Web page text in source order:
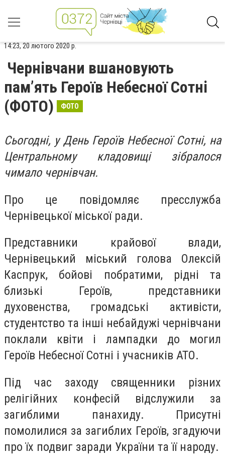
14:23, 20 лютого 2020 р.
Чернівчани вшановують
пам’ять Героїв Небесної Сотні
(ФОТО)
ФОТО
Сьогодні, у День Героїв Небесної Сотні, на
Центральному кладовищі зібралося
чимало чернівчан.
Про це повідомляє пресслужба
Чернівецької міської ради.
Представники крайової влади,
Чернівецький міський голова Олексій
Каспрук, бойові побратими, рідні та
близькі Героїв, представники
духовенства, громадські активісти,
студентство та інші небайдужі чернівчани
поклали квіти і лампадки до могил
Героїв Небесної Сотні і учасників АТО.
Під час заходу священники різних
релігійних конфесій відслужили за
загиблими панахиду. Присутні
помолилися за загиблих Героїв, згадуючи
про їх подвиг заради України та її народу.